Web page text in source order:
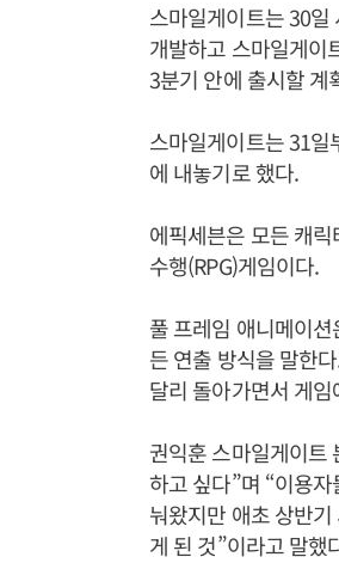
스마일게이트는 30
개발하고 스마일게이
3분기 안에 출시할 계
스마일게이트는 31일
에 내놓기로 했다.
에픽세븐은 모든 캐
수행(RPG)게임이다.
풀 프레임 애니메이
든 연출 방식을 말한
달리 돌아가면서 게
권익훈 스마일게이트
하고 싶다”며 “이용
눠왔지만 애초 상반
게 된 것”이라고 말했